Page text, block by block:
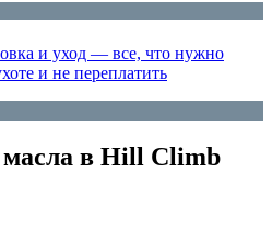
и уход — все, что нужно
и не переплатить
масла в Hill Climb